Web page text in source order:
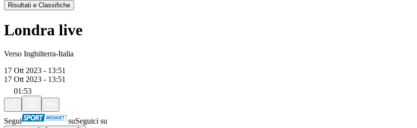
Risultati e Classifiche
Londra live
Verso Inghilterra-Italia
17 Ott 2023 - 13:51
17 Ott 2023 - 13:51
01:53
Segui suSeguici su